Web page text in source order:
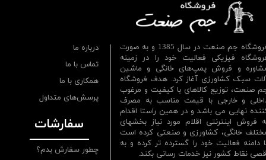
فروشگاه جم صنعت در سال 1385 و به صورت
فیزیکی فعالیت خود را در زمینه
و فروش پمپ‌های خانگی و ماشین
سبک کشاورزی آغاز کرد. هدف فروشگاه
صنعت، توزیع کالاهای با کیفیت و مرغوب
و خارجی با قیمت مناسب به مصرف
نهایی می باشد و در همین راستا اقدام
فروش اینترنتی اقلام مورد نیاز بخشهای
خانگی، کشاورزی و صنعتی کرده است
دامنه فعالیت خود را گسترده تر کرده و به
نقاط کشور نیز خدمات رسانی بکند.
سفارشات
چطور سفارش بدم؟
درباره ما
تماس با ما
همکاری با ما
پرسش‌های متداول